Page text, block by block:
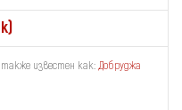
также известен как:Добруджа